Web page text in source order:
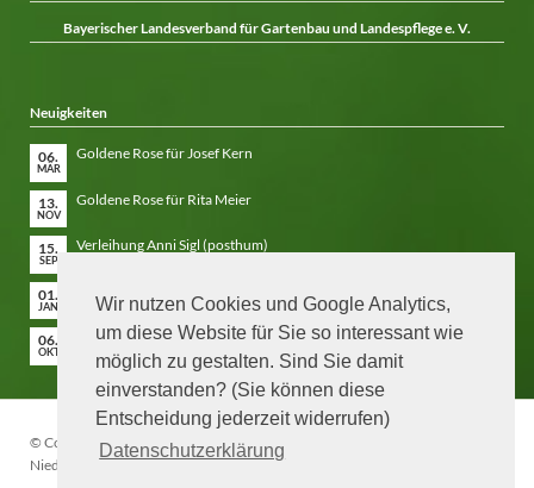
Wir nutzen Cookies und Google Analytics,
um diese Website für Sie so interessant wie
möglich zu gestalten. Sind Sie damit
einverstanden? (Sie können diese
Entscheidung jederzeit widerrufen)
Datenschutzerklärung
Bayerischer Landesverband für Gartenbau und Landespflege e. V.
Neuigkeiten
06.
MÄR
Goldene Rose für Josef Kern
13.
NOV
Goldene Rose für Rita Meier
15.
SEP
Verleihung Anni Sigl (posthum)
01.
JAN
06.
OKT
Laudatio Hans Göding
© Copyright 2026. Bezirksverband für Gartenkultur & Landespflege
Niederbayern e. V.